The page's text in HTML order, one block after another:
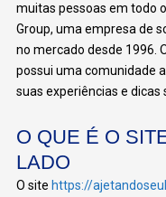
muitas pessoas em todo
Group, uma empresa de
no mercado desde 1996.
possui uma comunidade
suas experiências e dicas
O QUE É O
LADO
O site https://